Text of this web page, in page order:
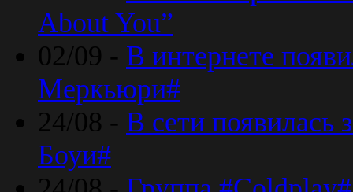
About You”
02/09 - В интернете
Меркьюри#
24/08 - В сети появилась
Боуи#